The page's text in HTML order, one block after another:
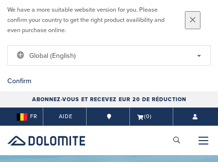
We have a more suitable website version for you. Please
confirm your country to get the right product availibility and
even purchase online.
Global (English)
Confirm
ABONNEZ-VOUS ET RECEVEZ EUR 20 DE RÉDUCTION
FR AIDE (0)